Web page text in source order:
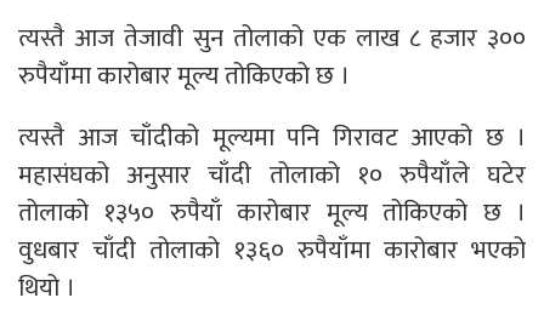
त्यस्तै आज तेजावी सुन तोलाको एक लाख ८ हजार ३००
रुपैयाँमा कारोबार मूल्य तोकिएको छ ।
त्यस्तै आज चाँदीको मूल्यमा पनि गिरावट आएको छ ।
महासंघको अनुसार चाँदी तोलाको १० रुपैयाँले घटेर
तोलाको १३५० रुपैयाँ कारोबार मूल्य तोकिएको छ ।
वुधबार चाँदी तोलाको १३६० रुपैयाँमा कारोबार भएको
थियो ।